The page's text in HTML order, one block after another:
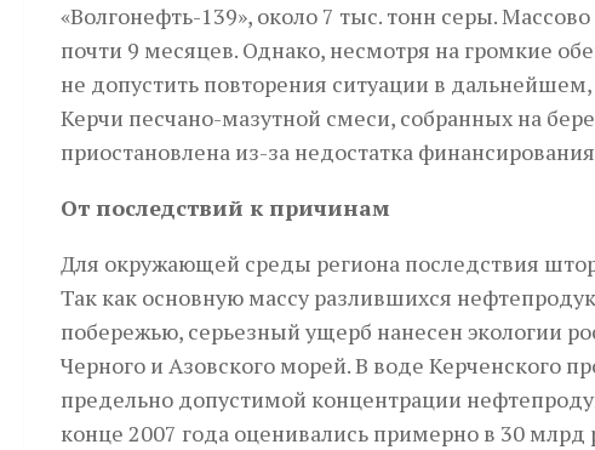
«Волгонефть-139», около 7 тыс. тонн серы.
почти 9 месяцев. Однако, несмотря на громкие
не допустить повторения ситуации в
Керчи песчано-мазутной смеси, собранных на
приостановлена из-за недостатка
От последствий к причинам
Для окружающей среды региона последствия
Так как основную массу разлившихся
побережью, серьезный ущерб нанесен экологии
Черного и Азовского морей. В воде Керченского
предельно допустимой концентрации
конце 2007 года оценивались примерно в 30